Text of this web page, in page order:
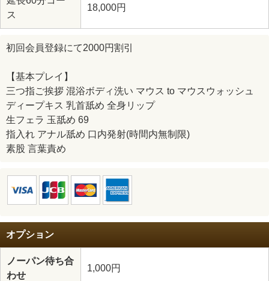
ス
18,000円
初回会員登録にて2000円割引
【基本プレイ】
三つ指ご挨拶 混浴ボディ洗い マウス to マウスウォッシュ
ディープキス 乳首舐め 全身リップ
生フェラ 玉舐め 69
指入れ アナル舐め 口内発射(時間内無制限)
素股 言葉責め
オプション
ノーパン待ち合
わせ
1,000円